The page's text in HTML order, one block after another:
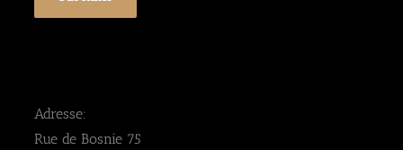
Adresse:
Rue de Bosnie 75